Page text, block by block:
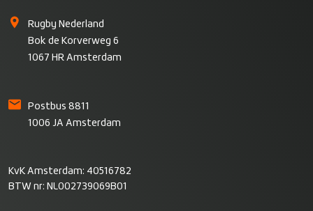
Rugby Nederland
Bok de Korverweg 6
1067 HR Amsterdam
Postbus 8811
1006 JA Amsterdam
KvK Amsterdam: 40516782
BTW nr: NL002739069B01